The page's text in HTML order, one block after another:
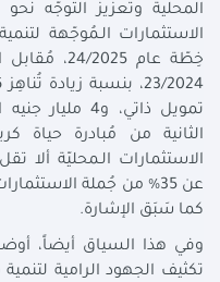
المحلية وتعزيز التوجّه
تمويل ذاتي، و4
الثانية من مُبادرة حياة
الاستثمارات الـمحليّة
عن 35% من جُملة
كما سَبَق الإشارة.
وفي هذا السياق أيضاً،
تكثيف الجهود الرامية